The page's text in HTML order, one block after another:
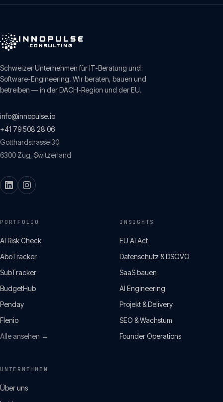
Schweizer Unternehmen für IT-Beratung und
Software-Engineering. Wir beraten, bauen und
betreiben — in der DACH-Region und der EU.
info@innopulse.io
+41 79 508 28 06
Gotthardstrasse 30
6300 Zug, Switzerland
PORTFOLIO
AI Risk Check
AboTracker
SubTracker
BudgetHub
Penday
Flenio
Alle ansehen →
INSIGHTS
EU AI Act
Datenschutz & DSGVO
SaaS bauen
AI Engineering
Projekt & Delivery
SEO & Wachstum
Founder Operations
UNTERNEHMEN
Über uns